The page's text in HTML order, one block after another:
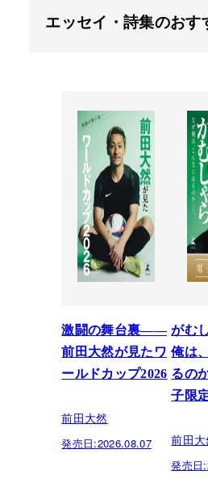
エッセイ・詩集のおす
激闘の舞台裏――
前田大然が見たワ
ールドカップ2026
前田大然
発売日:2026.08.07
がむ
俺は
るの
子限
前田大
発売日: